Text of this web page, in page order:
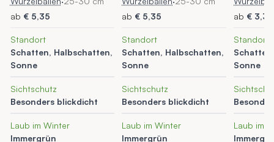
ab € 5,35
Standort
Schatten, Halbschatten,
Sonne
Sichtschutz
Besonders blickdicht
Laub im Winter
Immergrün
ab € 5,35
Standort
Schatten, Halbschatten,
Sonne
Sichtschutz
Besonders blickdicht
Laub im Winter
Immergrün
ab € 3,35
Standort
Sonne
Laub im